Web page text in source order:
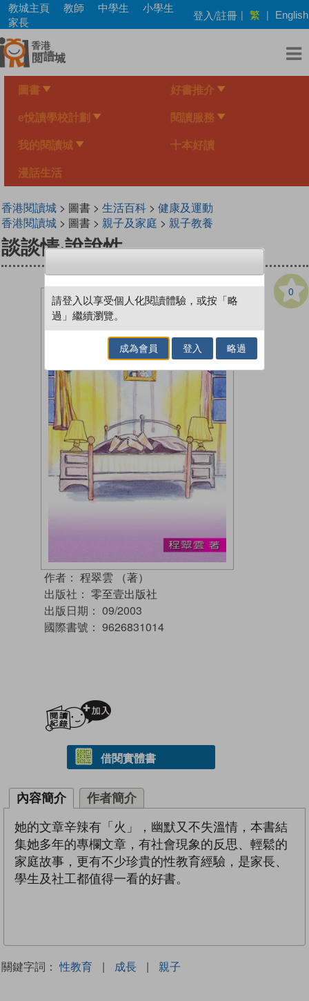
Skip
main
content
教城主頁 教師 中學生
小學生
家長
登入/註冊 | 繁 | English
圖書 好書推介
e悅讀學校計劃 閱讀服務
我的閱讀城 十本好讀
漫話生活
香港閱讀城> 圖書 > 生活百科> 健康及運動
香港閱讀城> 圖書 > 親子及家庭 > 親子教養
談談情‧說說性
0
作者： 程翠雲 （著）
出版社： 零至壹出版社
出版日期： 09/2003
國際書號： 9626831014
借閱實體書
內容簡介 作者簡介
她的文章辛辣有「火」，幽默又不失溫情，本書結
集她多年的專欄文章，有社會現象的反思、輕鬆的
家庭故事，更有不少珍貴的性教育經驗，是家長、
學生及社工都值得一看的好書。
關鍵字詞：性教育 | 成長 | 親子
請登入以享受個人化閱讀體驗，或按「略
過」繼續瀏覽。
成為會員 登入 略過